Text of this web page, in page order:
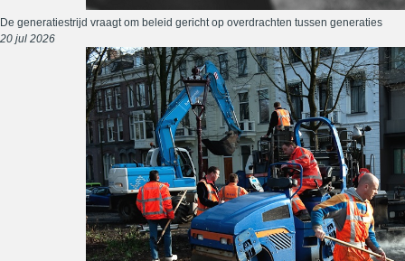
De generatiestrijd vraagt om beleid gericht op overdrachten tussen generaties
20 jul 2026